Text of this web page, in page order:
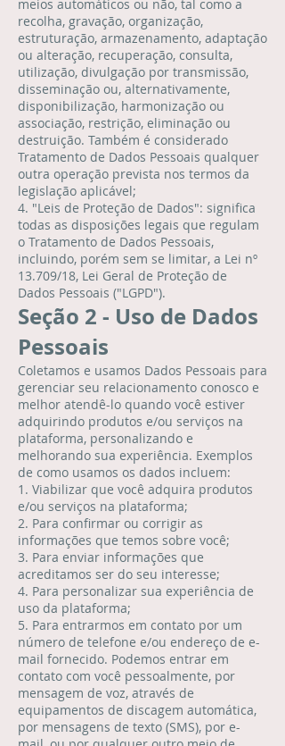
meios automáticos ou não, tal como a
recolha, gravação, organização,
estruturação, armazenamento, adaptação
ou alteração, recuperação, consulta,
utilização, divulgação por transmissão,
disseminação ou, alternativamente,
disponibilização, harmonização ou
associação, restrição, eliminação ou
destruição. Também é considerado
Tratamento de Dados Pessoais qualquer
outra operação prevista nos termos da
legislação aplicável;
4. "Leis de Proteção de Dados": significa
todas as disposições legais que regulam
o Tratamento de Dados Pessoais,
incluindo, porém sem se limitar, a Lei nº
13.709/18, Lei Geral de Proteção de
Dados Pessoais ("LGPD").
Seção 2 - Uso de Dados
Pessoais
Coletamos e usamos Dados Pessoais para
gerenciar seu relacionamento conosco e
melhor atendê-lo quando você estiver
adquirindo produtos e/ou serviços na
plataforma, personalizando e
melhorando sua experiência. Exemplos
de como usamos os dados incluem:
1. Viabilizar que você adquira produtos
e/ou serviços na plataforma;
2. Para confirmar ou corrigir as
informações que temos sobre você;
3. Para enviar informações que
acreditamos ser do seu interesse;
4. Para personalizar sua experiência de
uso da plataforma;
5. Para entrarmos em contato por um
número de telefone e/ou endereço de e-
mail fornecido. Podemos entrar em
contato com você pessoalmente, por
mensagem de voz, através de
equipamentos de discagem automática,
por mensagens de texto (SMS), por e-